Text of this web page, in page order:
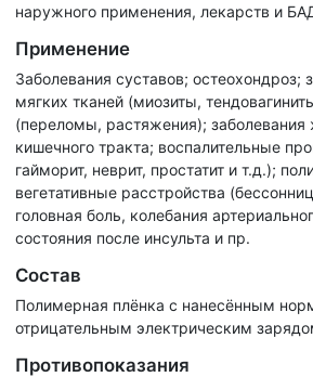
наружного применения, лекарств и
Применение
Заболевания суставов;
мягких тканей (миозиты,
(переломы, растяжения); заболевания
кишечного тракта; воспалительные
гайморит, неврит, простатит и т.д.);
вегетативные расстройства
головная боль, колебания
состояния после инсульта и пр.
Состав
Полимерная плёнка с нанесённым
отрицательным электрическим
Противопоказания